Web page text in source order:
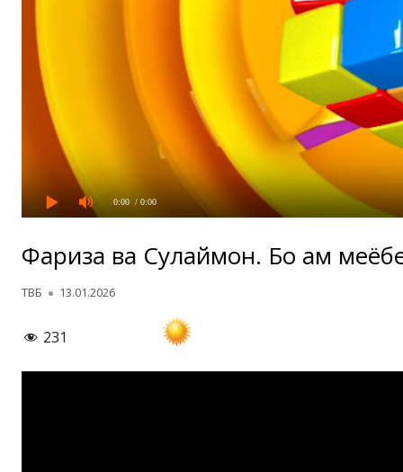
0:00 / 0:00
Фариза ва Сулаймон. Бо ҳам
Автор
ТВБ Опубликовано
13.01.2026
231